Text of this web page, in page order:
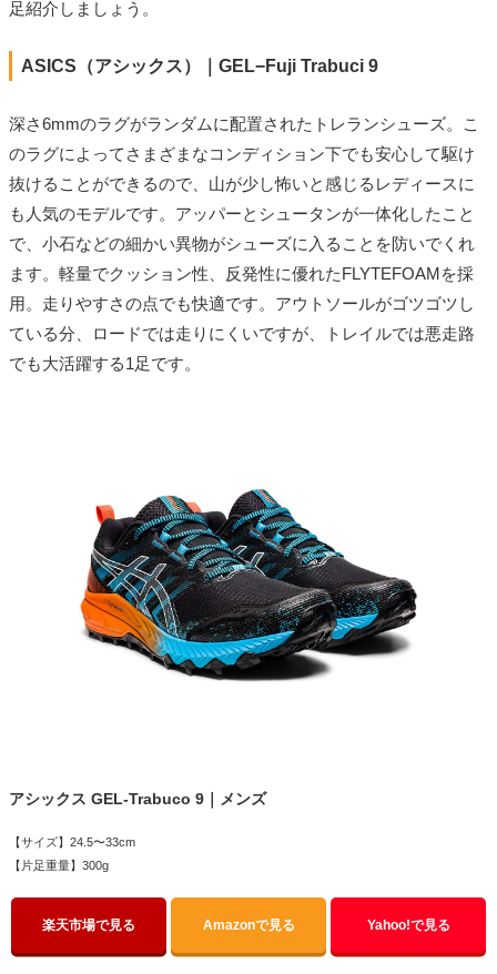
足紹介しましょう。
ASICS（アシックス）｜GEL−Fuji Trabuci 9
深さ6mmのラグがランダムに配置されたトレランシューズ。こ
のラグによってさまざまなコンディション下でも安心して駆け
抜けることができるので、山が少し怖いと感じるレディースに
も人気のモデルです。アッパーとシュータンが一体化したこと
で、小石などの細かい異物がシューズに入ることを防いでくれ
ます。軽量でクッション性、反発性に優れたFLYTEFOAMを採
用。走りやすさの点でも快適です。アウトソールがゴツゴツし
ている分、ロードでは走りにくいですが、トレイルでは悪走路
でも大活躍する1足です。
アシックス GEL-Trabuco 9｜メンズ
【サイズ】24.5〜33cm
【片足重量】300g
楽天市場で見る Amazonで見る Yahoo!で見る